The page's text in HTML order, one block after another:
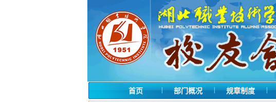
首页 | 部门概况 | 规章制度 |